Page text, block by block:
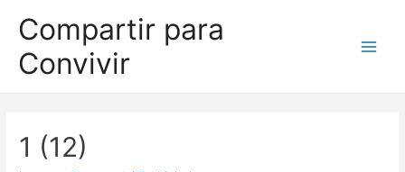
Compartir para
Convivir
1 (12)